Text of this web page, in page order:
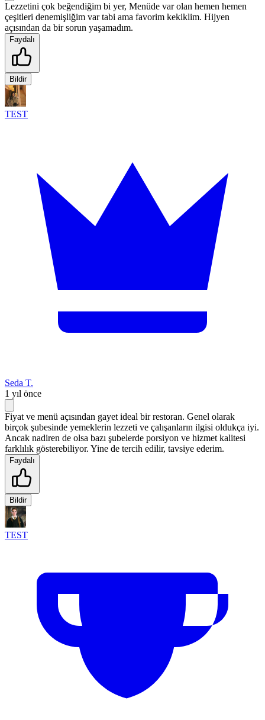
Lezzetini çok beğendiğim bi yer, Menüde var olan hemen hemen
çeşitleri denemişliğim var tabi ama favorim kekiklim. Hijyen
açısından da bir sorun yaşamadım.
Faydalı
Bildir
TEST
Seda T.
1 yıl önce
Fiyat ve menü açısından gayet ideal bir restoran. Genel olarak
birçok şubesinde yemeklerin lezzeti ve çalışanların ilgisi oldukça iyi.
Ancak nadiren de olsa bazı şubelerde porsiyon ve hizmet kalitesi
farklılık gösterebiliyor. Yine de tercih edilir, tavsiye ederim.
Faydalı
Bildir
TEST